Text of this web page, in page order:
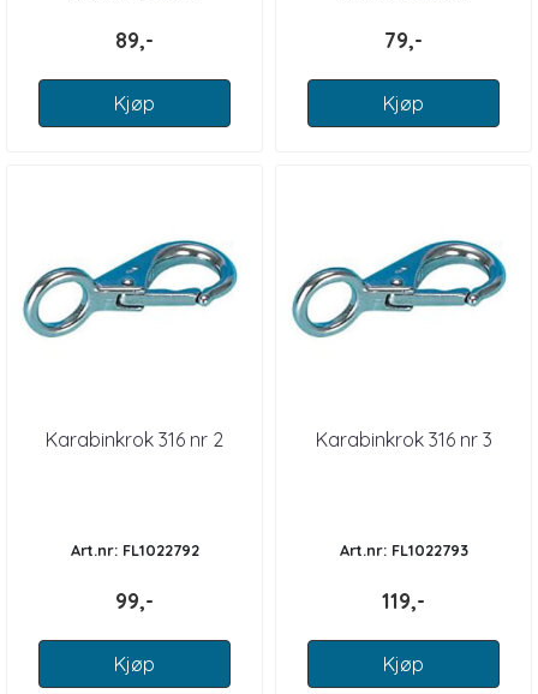
89,-
Kjøp
79,-
Kjøp
Karabinkrok 316 nr 2
Art.nr: FL1022792
99,-
Kjøp
Karabinkrok 316 nr 3
Art.nr: FL1022793
119,-
Kjøp